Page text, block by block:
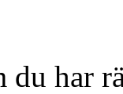
du har